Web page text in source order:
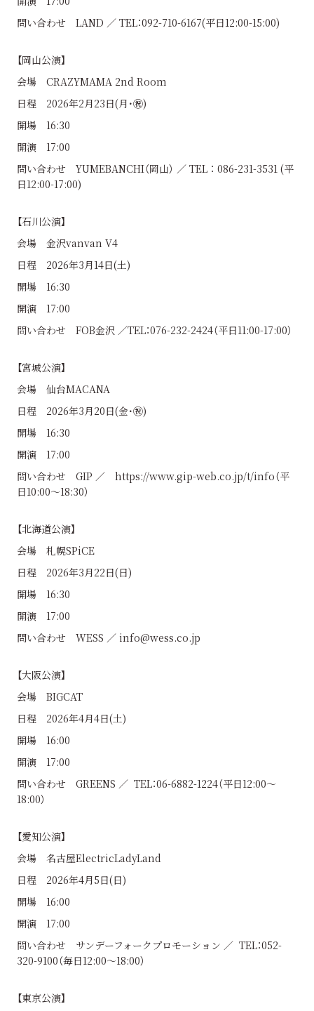
問い合わせ LAND ／ TEL：092-710-6167(平日12:00-15:00)
【岡山公演】
会場 CRAZYMAMA 2nd Room
日程 2026年2月23日(月･㊗)
開場 16:30
開演 17:00
問い合わせ YUMEBANCHI（岡山） ／ TEL ： 086-231-3531 (平
日12:00-17:00)
【石川公演】
会場 金沢vanvan V4
日程 2026年3月14日(土)
開場 16:30
開演 17:00
問い合わせ FOB金沢 ／TEL：076-232-2424（平日11:00-17:00）
【宮城公演】
会場 仙台MACANA
日程 2026年3月20日(金･㊗)
開場 16:30
開演 17:00
問い合わせ GIP ／ https://www.gip-web.co.jp/t/info（平
日10:00〜18:30）
【北海道公演】
会場 札幌SPiCE
日程 2026年3月22日(日)
開場 16:30
開演 17:00
問い合わせ WESS ／ info@wess.co.jp
【大阪公演】
会場 BIGCAT
日程 2026年4月4日(土)
開場 16:00
開演 17:00
問い合わせ GREENS ／ TEL：06-6882-1224（平日12:00〜
18:00）
【愛知公演】
会場 名古屋ElectricLadyLand
日程 2026年4月5日(日)
開場 16:00
開演 17:00
問い合わせ サンデーフォークプロモーション ／ TEL：052-
320-9100（毎日12:00〜18:00）
【東京公演】